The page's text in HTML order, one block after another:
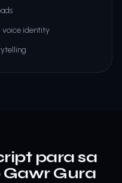
voice identity
para sa
Gawr Gura